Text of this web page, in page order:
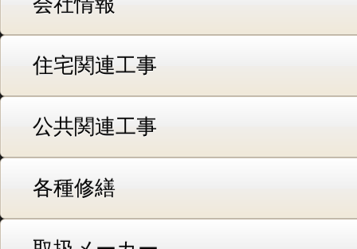
住宅関連工事
公共関連工事
各種修繕